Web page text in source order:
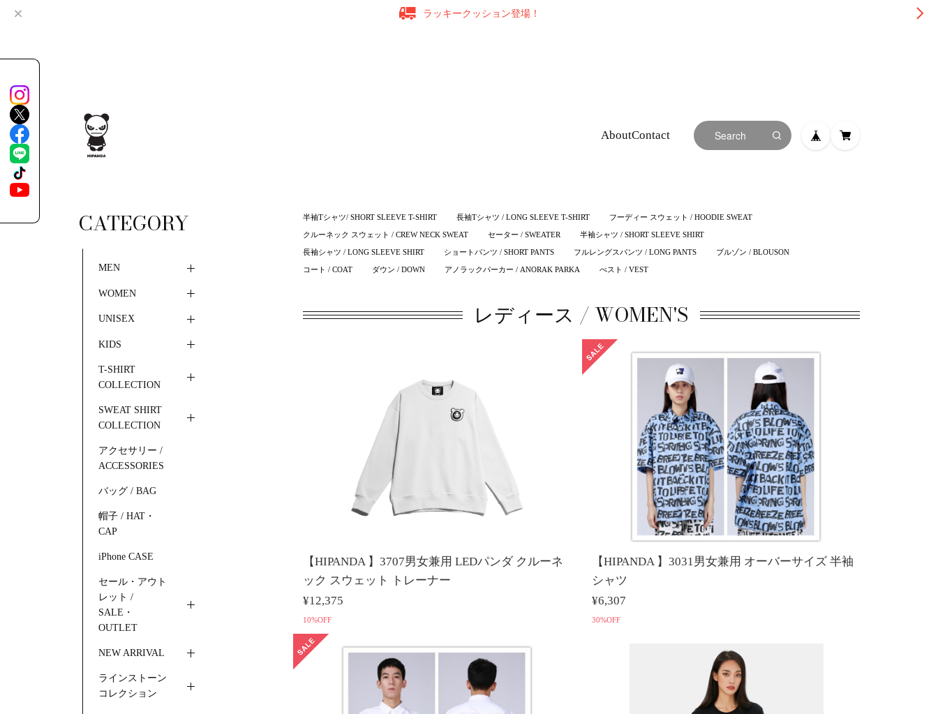
ラッキークッション登場！
AboutContact
半袖Tシャツ/ SHORT SLEEVE T-SHIRT 長袖Tシャツ / LONG SLEEVE T-SHIRT フーディー スウェット / HOODIE SWEAT
クルーネック スウェット / CREW NECK SWEAT セーター / SWEATER 半袖シャツ / SHORT SLEEVE SHIRT
長袖シャツ / LONG SLEEVE SHIRT ショートパンツ / SHORT PANTS フルレングスパンツ / LONG PANTS ブルゾン / BLOUSON
コート / COAT ダウン / DOWN アノラックパーカー / ANORAK PARKA べスト / VEST
レディース / WOMEN'S
【HIPANDA 】3707男女兼用 LEDパンダ クルーネ
ック スウェット トレーナー
¥12,375
10%OFF
【HIPANDA 】3031男女兼用 オーバーサイズ 半袖
シャツ
¥6,307
30%OFF
CATEGORY
MEN
WOMEN
UNISEX
KIDS
T-SHIRT
COLLECTION
SWEAT SHIRT
COLLECTION
アクセサリー /
ACCESSORIES
バッグ / BAG
帽子 / HAT・
CAP
iPhone CASE
セール・アウト
レット /
SALE・
OUTLET
NEW ARRIVAL
ラインストーン
コレクション